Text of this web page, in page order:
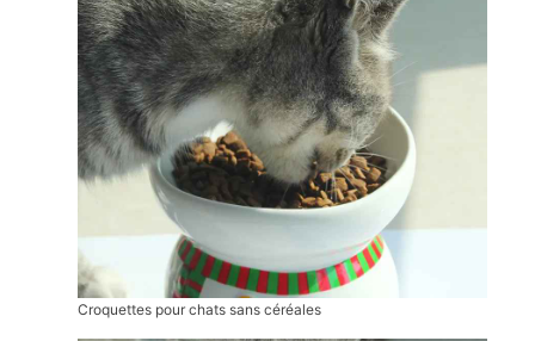
Croquettes pour chats sans céréales